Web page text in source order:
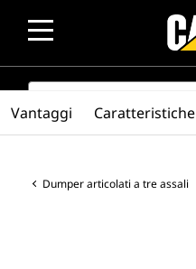
SEARCH
Dumper articolati a tre assali
Vantaggi Caratteristiche